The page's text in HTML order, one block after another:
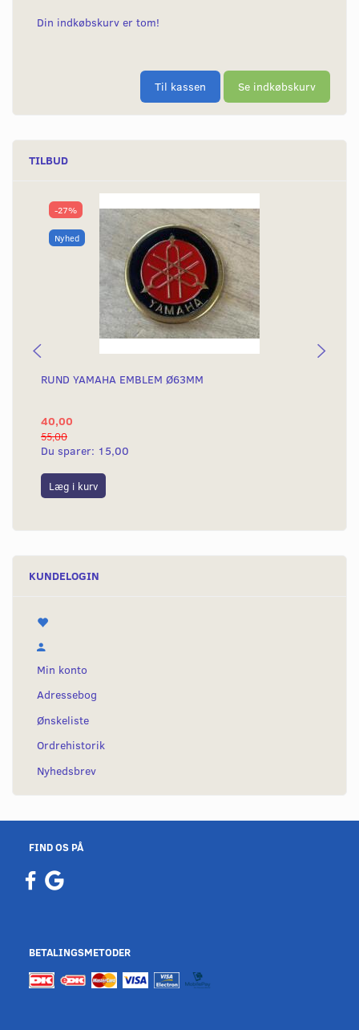
Din indkøbskurv er tom!
Til kassen Se indkøbskurv
TILBUD
-27%
Nyhed
RUND YAMAHA EMBLEM Ø63MM
40,00
55,00
Du sparer: 15,00
Læg i kurv
KUNDELOGIN
Min konto
Adressebog
Ønskeliste
Ordrehistorik
Nyhedsbrev
FIND OS PÅ
BETALINGSMETODER